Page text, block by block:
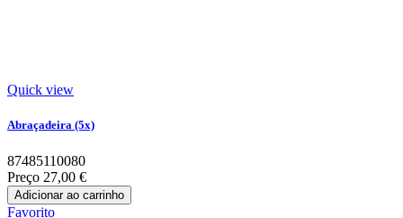
Quick view
Abraçadeira (5x)
87485110080
Preço 27,00 €
Adicionar ao carrinho
Favorito